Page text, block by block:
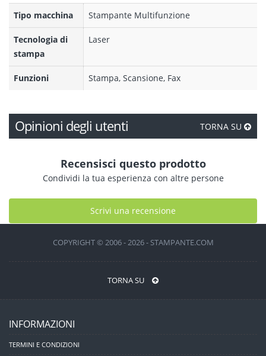
Tipo macchina Stampante Multifunzione
Tecnologia di
stampa
Laser
Funzioni Stampa, Scansione, Fax
Opinioni degli utenti TORNA SU
Recensisci questo prodotto
Condividi la tua esperienza con altre persone
Scrivi una recensione
COPYRIGHT © 2006 - 2026 - STAMPANTE.COM
TORNA SU
INFORMAZIONI
TERMINI E CONDIZIONI